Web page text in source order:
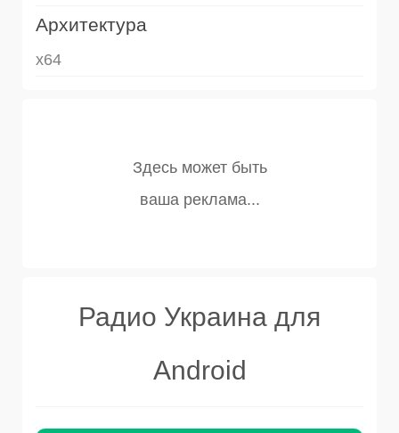
Архитектура
x64
Радио Украина для
Android